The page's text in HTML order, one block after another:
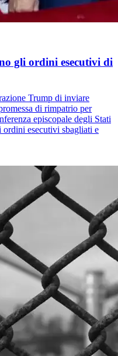
gli ordini esecutivi di
Trump di inviare
di rimpatrio per
episcopale degli Stati
esecutivi sbagliati e